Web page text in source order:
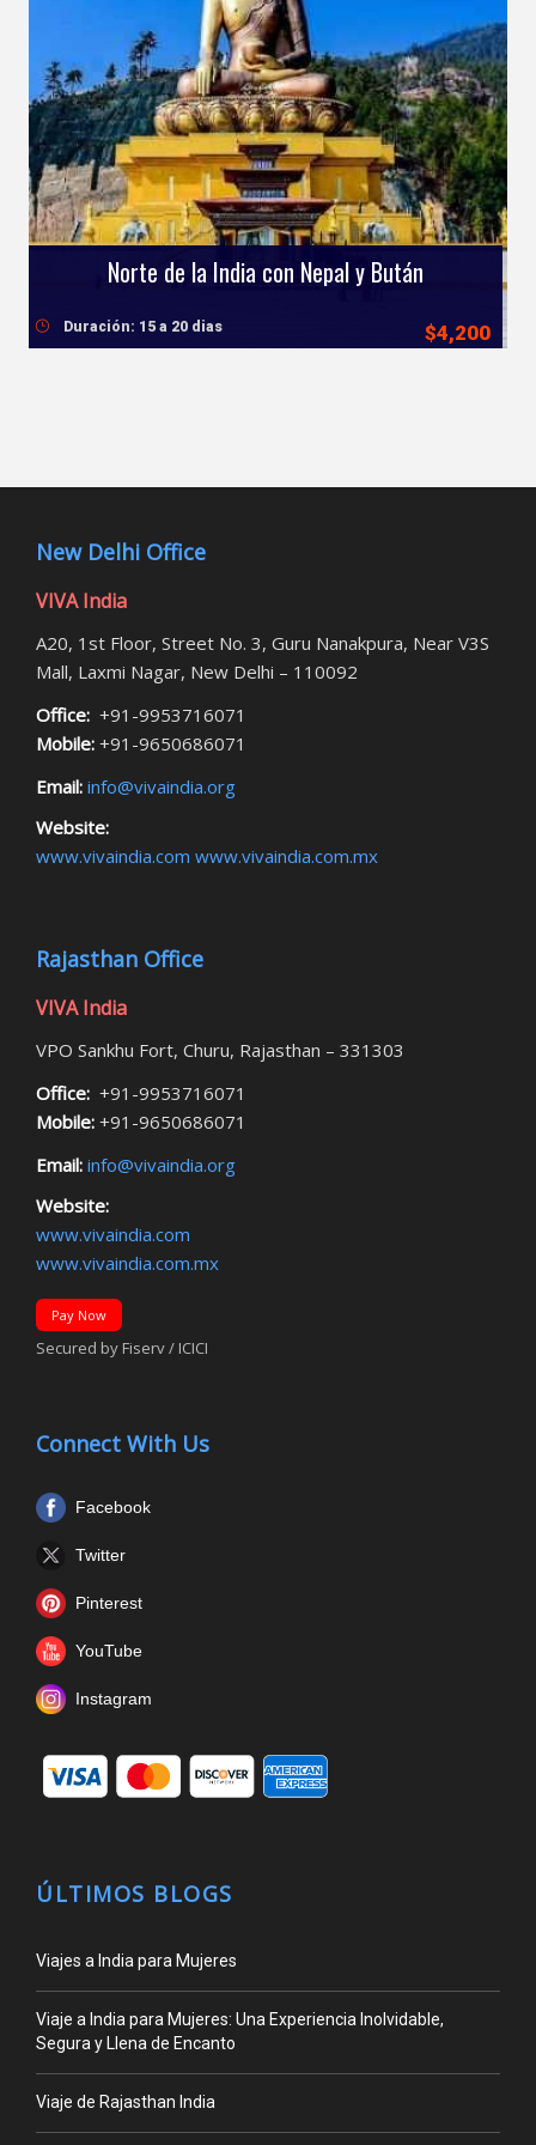
Norte de la India con Nepal y Bután
$4,200
Duración: 15 a 20 dias
New Delhi Office
VIVA India
A20, 1st Floor, Street No. 3, Guru Nanakpura, Near V3S
Mall, Laxmi Nagar, New Delhi – 110092
Office: +91-9953716071
Mobile: +91-9650686071
Email: info@vivaindia.org
Website:
www.vivaindia.com www.vivaindia.com.mx
Rajasthan Office
VIVA India
VPO Sankhu Fort, Churu, Rajasthan – 331303
Office: +91-9953716071
Mobile: +91-9650686071
Email: info@vivaindia.org
Website:
www.vivaindia.com
www.vivaindia.com.mx
Pay Now
Secured by Fiserv / ICICI
Connect With Us
Facebook
Twitter
Pinterest
YouTube
Instagram
ÚLTIMOS BLOGS
Viajes a India para Mujeres
Viaje a India para Mujeres: Una Experiencia Inolvidable,
Segura y Llena de Encanto
Viaje de Rajasthan India